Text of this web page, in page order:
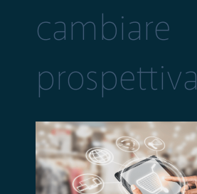
cambiare
prospettiva